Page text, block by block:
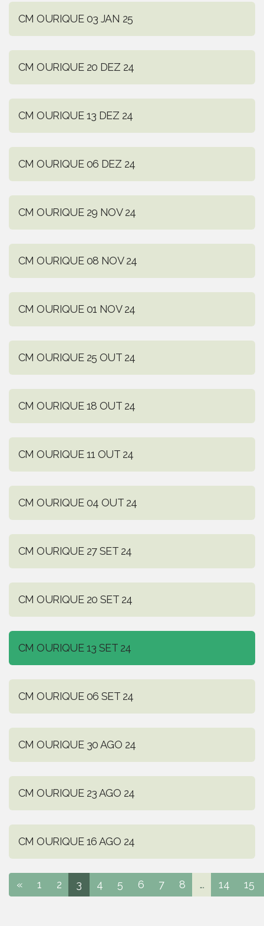
CM OURIQUE 03 JAN 25
CM OURIQUE 20 DEZ 24
CM OURIQUE 13 DEZ 24
CM OURIQUE 06 DEZ 24
CM OURIQUE 29 NOV 24
CM OURIQUE 08 NOV 24
CM OURIQUE 01 NOV 24
CM OURIQUE 25 OUT 24
CM OURIQUE 18 OUT 24
CM OURIQUE 11 OUT 24
CM OURIQUE 04 OUT 24
CM OURIQUE 27 SET 24
CM OURIQUE 20 SET 24
CM OURIQUE 13 SET 24
CM OURIQUE 06 SET 24
CM OURIQUE 30 AGO 24
CM OURIQUE 23 AGO 24
CM OURIQUE 16 AGO 24
« 1 2 3 4 5 6 7 8 ... 14 15